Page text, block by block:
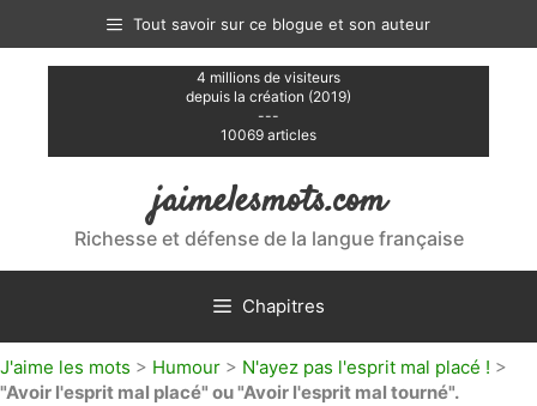
contenu
Tout savoir sur ce blogue et son auteur
4 millions de visiteurs
depuis la création (2019)
---
10069 articles
jaimelesmots.com
Richesse et défense de la langue française
Chapitres
J'aime les mots > Humour > N'ayez pas l'esprit mal placé ! >
"Avoir l'esprit mal placé" ou "Avoir l'esprit mal tourné".